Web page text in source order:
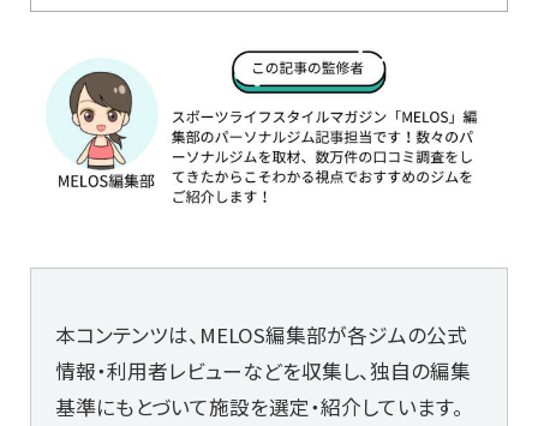
本コンテンツは、MELOS編集部が各ジムの公式
情報・利用者レビューなどを収集し、独自の編集
基準にもとづいて施設を選定・紹介しています。